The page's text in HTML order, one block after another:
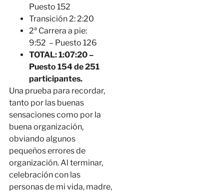
Puesto 152
Transición 2: 2:20
2ª Carrera a pie:
9:52 – Puesto 126
TOTAL: 1:07:20 –
Puesto 154 de 251
participantes.
Una prueba para recordar,
tanto por las buenas
sensaciones como por la
buena organización,
obviando algunos
pequeños errores de
organización. Al terminar,
celebración con las
personas de mi vida, madre,